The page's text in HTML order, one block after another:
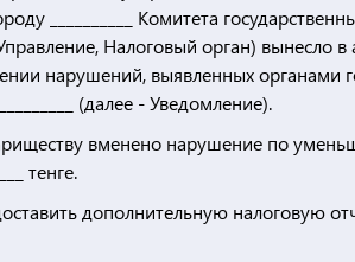
__________ Комитета
Налоговый орган) вынесло в
нарушений, выявленных органами
(далее - Уведомление).
вменено нарушение по
тенге.
дополнительную налоговую